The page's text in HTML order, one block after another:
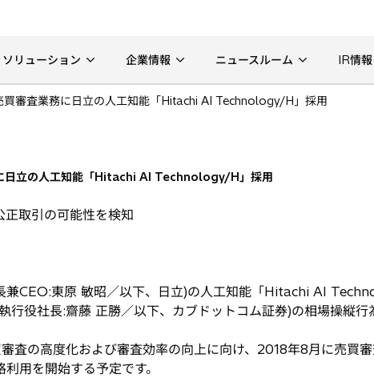
リューション 企業情報 ニュースルーム IR情報
買審査業務に日立の人工知能「Hitachi AI Technology/H」採用
日立の人工知能「Hitachi AI Technology/H」採用
正取引の可能性を検知
兼CEO:東原 敏昭／以下、日立)の人工知能「Hitachi AI
行役社長:齋藤 正勝／以下、カブドットコム証券)の相場操縦
査の高度化および審査効率の向上に向け、2018年8月に売買
用を開始する予定です。